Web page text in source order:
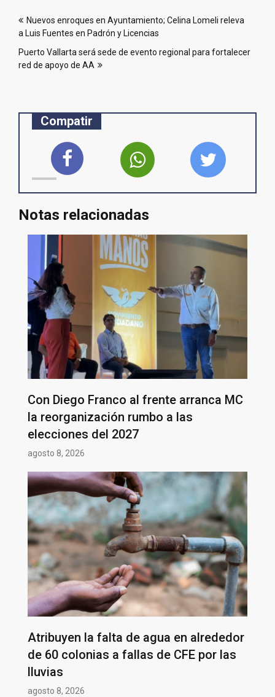
de
entradas
Nuevos enroques en Ayuntamiento; Celina Lomeli releva
a Luis Fuentes en Padrón y Licencias
Puerto Vallarta será sede de evento regional para fortalecer
red de apoyo de AA
Compatir
Notas relacionadas
Con Diego Franco al frente arranca MC
la reorganización rumbo a las
elecciones del 2027
agosto 8, 2026
Atribuyen la falta de agua en alrededor
de 60 colonias a fallas de CFE por las
lluvias
agosto 8, 2026